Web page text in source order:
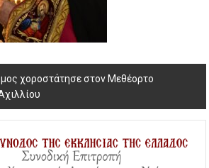
χοροστάτησε στον Μεθέορτο